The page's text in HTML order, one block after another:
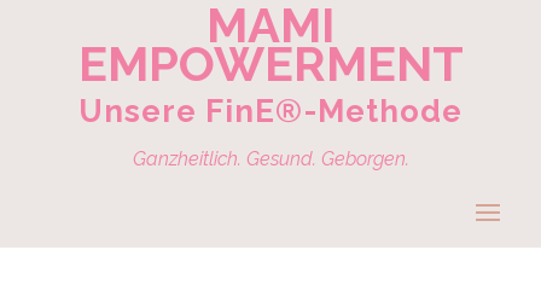
MAMI
EMPOWERMENT
Unsere FinE®-Methode
Ganzheitlich. Gesund. Geborgen.